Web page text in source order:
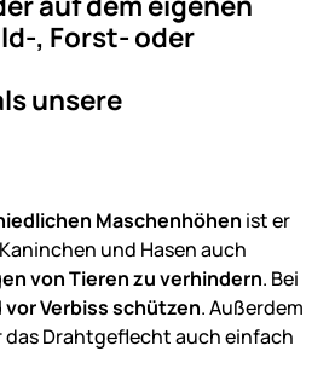
, Forst- oder
unsere
Maschenhöhen ist er
und Hasen auch
von Tieren zu verhindern. Bei
Verbiss schützen. Außerdem
das Drahtgeflecht auch einfach